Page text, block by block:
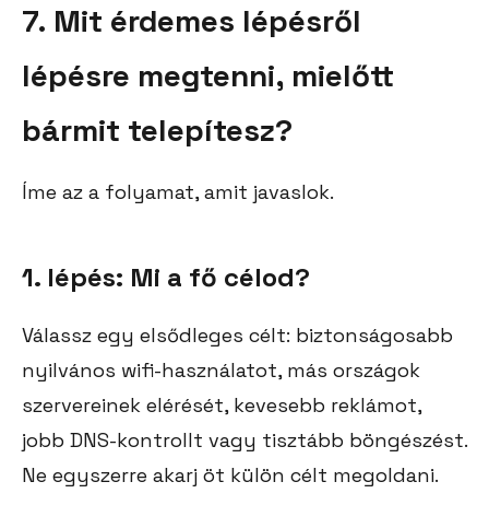
7. Mit érdemes lépésről
lépésre megtenni, mielőtt
bármit telepítesz?
Íme az a folyamat, amit javaslok.
1. lépés: Mi a fő célod?
Válassz egy elsődleges célt: biztonságosabb
nyilvános wifi-használatot, más országok
szervereinek elérését, kevesebb reklámot,
jobb DNS-kontrollt vagy tisztább böngészést.
Ne egyszerre akarj öt külön célt megoldani.